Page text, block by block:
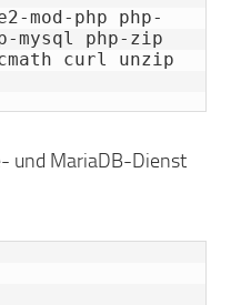
mod-php php-
mysql php-zip
curl unzip
und MariaDB-Dienst